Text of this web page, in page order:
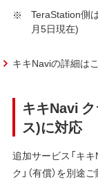
TeraStation側
月5日現在)
キキNaviの詳細は
キキNavi
ス)に対応
追加サービス「キ
ク」（有償）を別